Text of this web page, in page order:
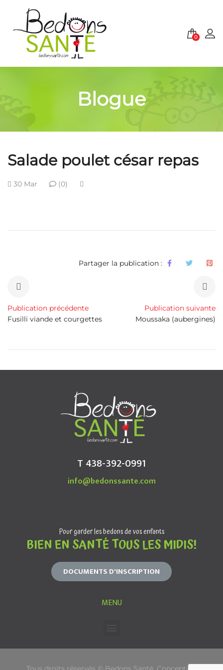
0
Blogue
Salade poulet césar repas
30 Mar (0)
Partager la publication :
Publication précédente
Fusilli viande et courgettes
Publication suivante
Moussaka (aubergines)
T 438-392-0991
info@bedonssante.com
Pour garder les bedons de vos enfants
BIEN EN SANTÉ TOUS LES MIDIS!
DOCUMENTS D'INSCRIPTION
MENU